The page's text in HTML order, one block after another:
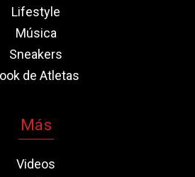
Lifestyle
Música
Sneakers
de Atletas
Más
Videos